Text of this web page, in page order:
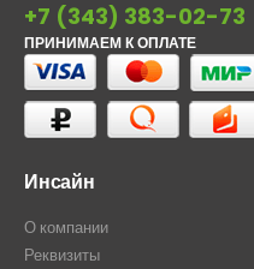
+7 (343) 383-02-73
ПРИНИМАЕМ К ОПЛАТЕ
Инсайн
О компании
Реквизиты